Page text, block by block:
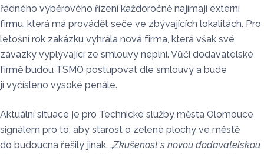
řádného výběrového řízení každoročně najímají externí
firmu, která má provádět seče ve zbývajících lokalitách. Pro
letošní rok zakázku vyhrála nová firma, která však své
závazky vyplývající ze smlouvy neplní. Vůči dodavatelské
firmě budou TSMO postupovat dle smlouvy a bude
jí vyčísleno vysoké penále.
Aktuální situace je pro Technické služby města Olomouce
signálem pro to, aby starost o zelené plochy ve městě
do budoucna řešily jinak. „Zkušenost s novou dodavatelskou